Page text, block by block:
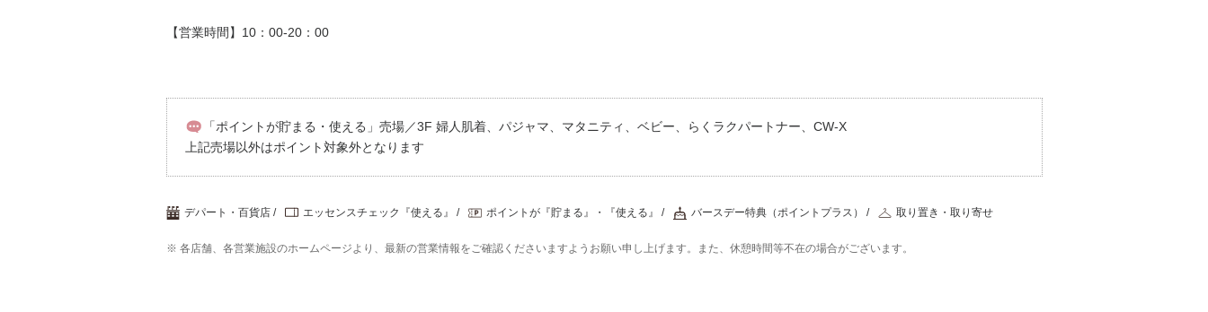
【営業時間】10：00-20：00
「ポイントが貯まる・使える」売場／3F 婦人肌着、パジャマ、マタニティ、ベビー、らくラクパートナー、CW-X
上記売場以外はポイント対象外となります
デパート・百貨店 エッセンスチェック『使える』 ポイントが『貯まる』・『使える』 バースデー特典（ポイントプラス） 取り置き・取り寄せ
※ 各店舗、各営業施設のホームページより、最新の営業情報をご確認くださいますようお願い申し上げます。また、休憩時間等不在の場合がございます。